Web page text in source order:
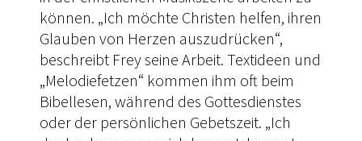
können. „Ich möchte Christen helfen, ihren
Glauben von Herzen auszudrücken“,
beschreibt Frey seine Arbeit. Textideen und
„Melodiefetzen“ kommen ihm oft beim
Bibellesen, während des Gottesdienstes
oder der persönlichen Gebetszeit. „Ich